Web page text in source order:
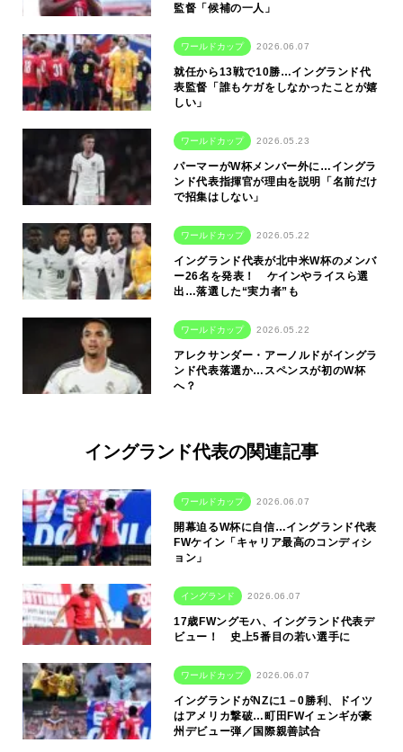
監督「候補の一人」
ワールドカップ 2026.06.07
就任から13戦で10勝…イングランド代
表監督「誰もケガをしなかったことが嬉
しい」
ワールドカップ 2026.05.23
パーマーがW杯メンバー外に…イングラ
ンド代表指揮官が理由を説明「名前だけ
で招集はしない」
ワールドカップ 2026.05.22
イングランド代表が北中米W杯のメンバ
ー26名を発表！ ケインやライスら選
出…落選した“実力者”も
ワールドカップ 2026.05.22
アレクサンダー・アーノルドがイングラ
ンド代表落選か…スペンスが初のW杯
へ？
イングランド代表の関連記事
ワールドカップ 2026.06.07
開幕迫るW杯に自信…イングランド代表
FWケイン「キャリア最高のコンディシ
ョン」
イングランド 2026.06.07
17歳FWングモハ、イングランド代表デ
ビュー！ 史上5番目の若い選手に
ワールドカップ 2026.06.07
イングランドがNZに1－0勝利、ドイツ
はアメリカ撃破…町田FWイェンギが豪
州デビュー弾／国際親善試合